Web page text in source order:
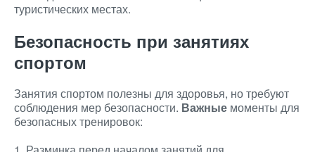
туристических местах.
Безопасность при занятиях
спортом
Занятия спортом полезны для здоровья, но требуют
соблюдения мер безопасности. Важные моменты для
безопасных тренировок: